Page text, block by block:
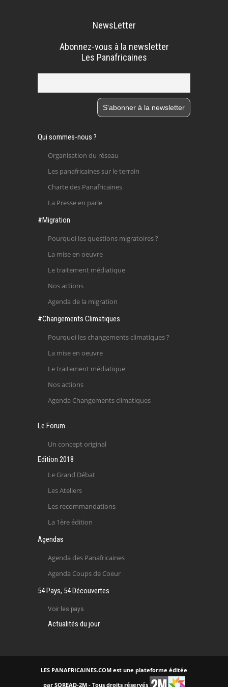
NewsLetter
Abonnez-vous à la newsletter
Les Panafricaines
Qui sommes-nous ?
Organisation du réseau
Les panafricaines sur le terrain
Charte des Panafricaines
La Presse en parle
#Migration
Pourquoi les questions migratoires ?
La mise en oeuvre
Le traitement médiatique
Nos actions
Agenda de la migration
#Changements Climatiques
Pourquoi les changements climatiques ?
La mise en oeuvre
Le traitement médiatique
Nos actions
Agenda Changements climatiques
Le Forum
Un concept original
Edition 2018
Le Grand Débat
Les Ateliers
Les recommandations
La 1ère édition
Agendas
Agenda des Panafricaines
Agenda Coups de Coeur
54 Pays, 54 Découvertes
Voir les pays
Actualités du jour
LES PANAFRICAINES.COM est une plateforme éditée
par SOREAD-2M - Tous droits réservés